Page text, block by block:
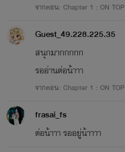
จากตอน: Chapter 1 : ON TOP
Guest_49.228.225.35
สนุกมากกกกก
รออ่านต่อน้าาา
จากตอน: Chapter 1 : ON TOP
frasai_fs
ต่อน้าาา รออยู่น้าาาา